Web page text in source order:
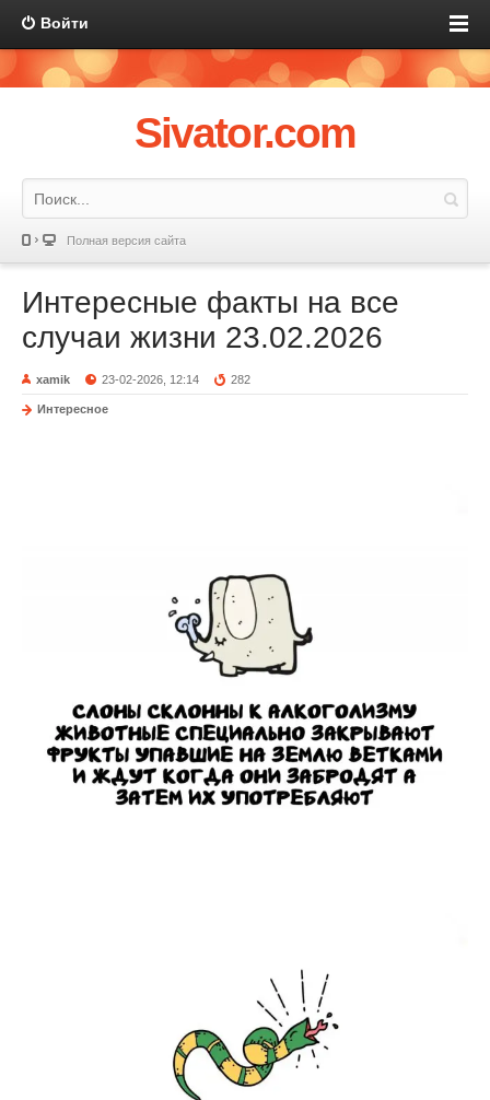
Войти
Sivator.com
Полная версия сайта
Интересные факты на все
случаи жизни 23.02.2026
xamik 23-02-2026, 12:14 282
Интересное